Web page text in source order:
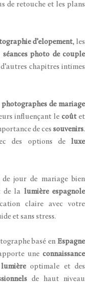
de retouche et les plans
d’elopement, les
séances photo de couple
chapitres intimes
de mariage
influençant le coûtet
de ces souvenirs.
des options de luxe
de jour de mariage bien
de la lumière espagnole
claire avec votre
et sans stress.
basé enEspagne
une connaissance
lumièreoptimale et des
de haut niveau